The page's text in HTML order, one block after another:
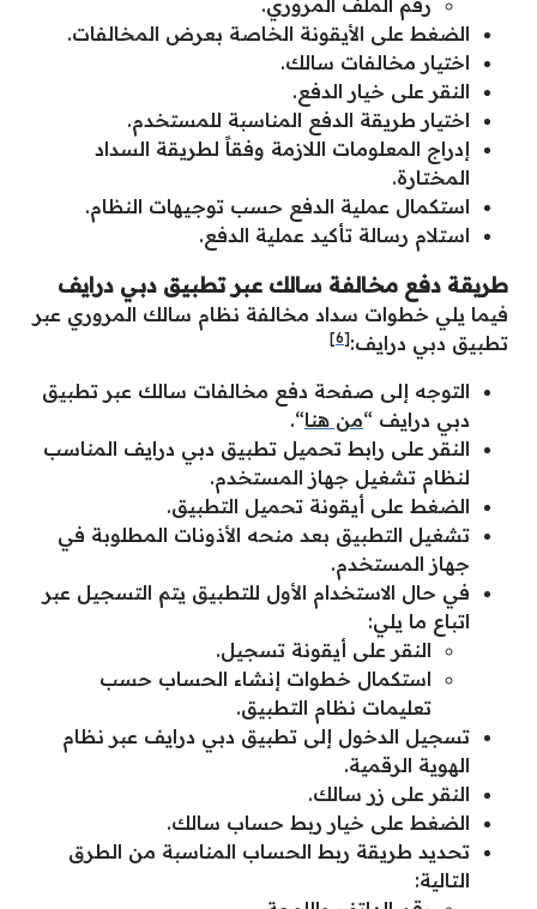
رقم الملف المروري.
الضغط على الأيقونة الخاصة بعرض المخالفات.
اختيار مخالفات سالك.
النقر على خيار الدفع.
اختيار طريقة الدفع المناسبة للمستخدم.
إدراج المعلومات اللازمة وفقاً لطريقة السداد
المختارة.
استكمال عملية الدفع حسب توجيهات النظام.
استلام رسالة تأكيد عملية الدفع.
طريقة دفع مخالفة سالك عبر تطبيق دبي درايف
فيما يلي خطوات سداد مخالفة نظام سالك المروري عبر
تطبيق دبي درايف:[6]
التوجه إلى صفحة دفع مخالفات سالك عبر تطبيق
دبي درايف “من هنا“.
النقر على رابط تحميل تطبيق دبي درايف المناسب
لنظام تشغيل جهاز المستخدم.
الضغط على أيقونة تحميل التطبيق.
تشغيل التطبيق بعد منحه الأذونات المطلوبة في
جهاز المستخدم.
في حال الاستخدام الأول للتطبيق يتم التسجيل عبر
اتباع ما يلي:
النقر على أيقونة تسجيل.
استكمال خطوات إنشاء الحساب حسب
تعليمات نظام التطبيق.
تسجيل الدخول إلى تطبيق دبي درايف عبر نظام
الهوية الرقمية.
النقر على زر سالك.
الضغط على خيار ربط حساب سالك.
تحديد طريقة ربط الحساب المناسبة من الطرق
التالية: